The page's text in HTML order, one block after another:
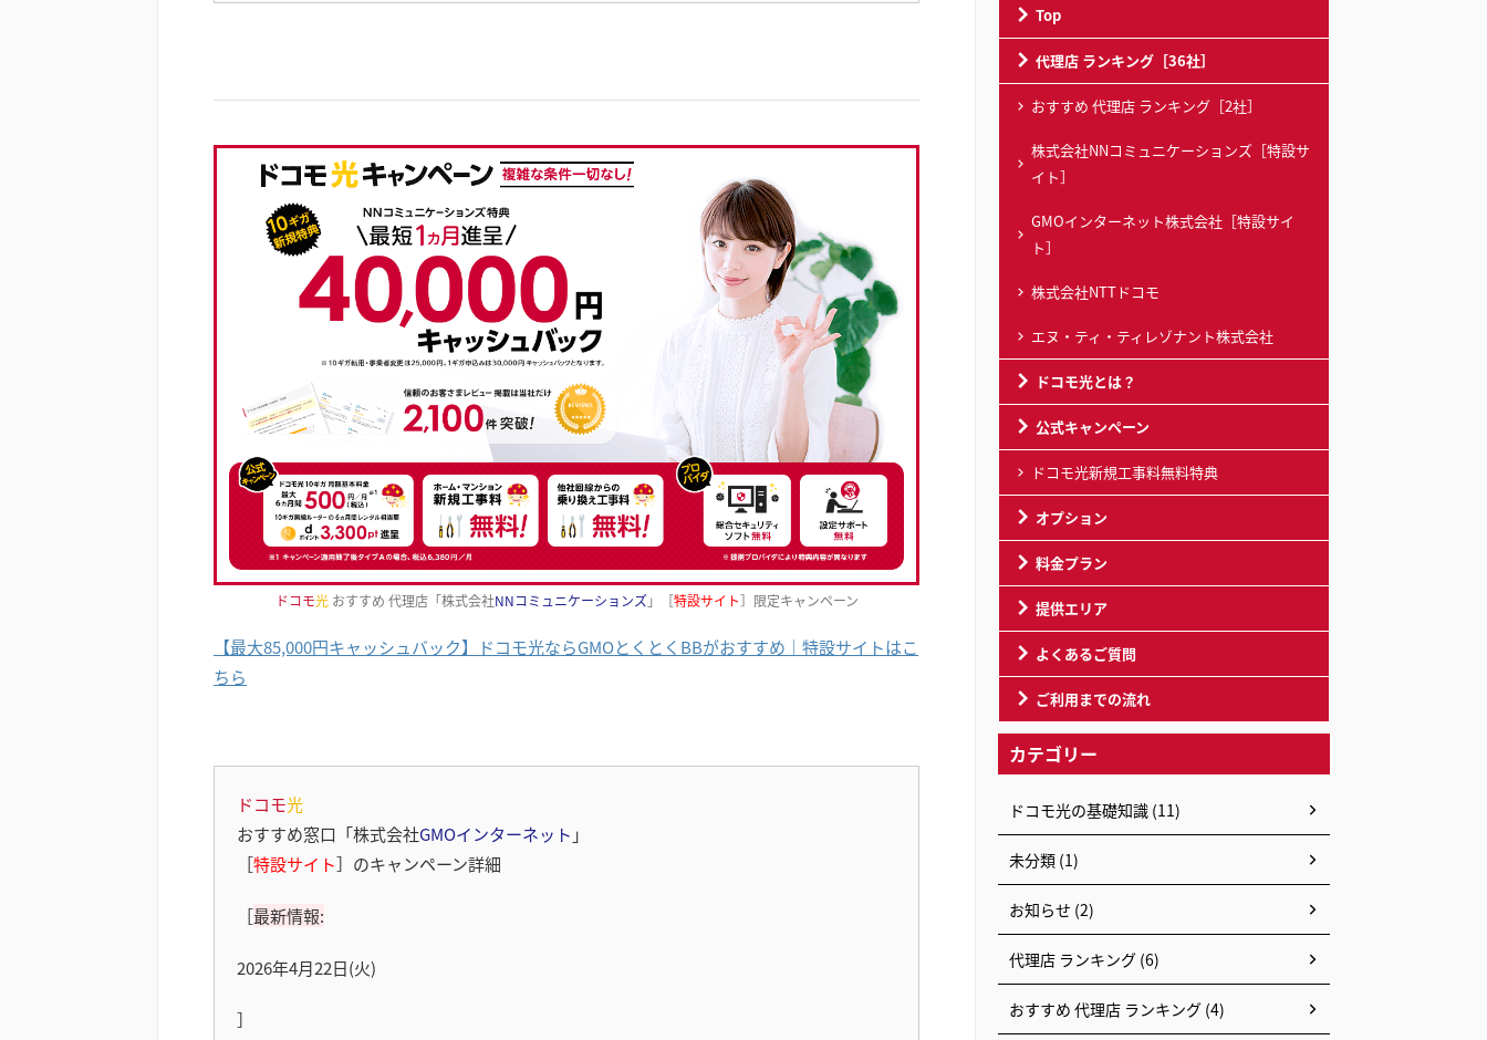
ドコモ光おすすめ 代理店「株式会社NNコミュニケーションズ」［特設サイト］限定キャンペーン
【最大85,000円キャッシュバック】ドコモ光ならGMOとくとくBBがおすすめ｜特設サイトはこ
ちら
ドコモ光
おすすめ窓口「株式会社GMOインターネット 」
［特設サイト］のキャンペーン詳細
［最新情報:
2026年4月22日(火)
］
Top
代理店 ランキング［36社］
おすすめ 代理店 ランキング［2社］
株式会社NNコミュニケーションズ［特設サ
イト］
GMOインターネット株式会社［特設サイ
ト］
株式会社NTTドコモ
エヌ・ティ・ティレゾナント株式会社
ドコモ光とは？
公式キャンペーン
ドコモ光新規工事料無料特典
オプション
料金プラン
提供エリア
よくあるご質問
ご利用までの流れ
カテゴリー
ドコモ光の基礎知識 (11)
未分類 (1)
お知らせ (2)
代理店 ランキング (6)
おすすめ 代理店 ランキング (4)